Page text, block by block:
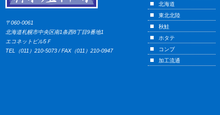
〒060-0061
北海道札幌市中央区南1条西8丁目9番地1
エコネットビル5Ｆ
TEL（011）210-5073 / FAX（011）210-0947
北海道
東北北陸
秋鮭
ホタテ
コンブ
加工流通